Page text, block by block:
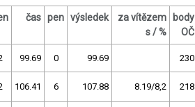
čas pen výsledek
za vítězem
s / %
body
OČ
99.69 0 99.69 230
106.41 6 107.88 8.19/8,2 218